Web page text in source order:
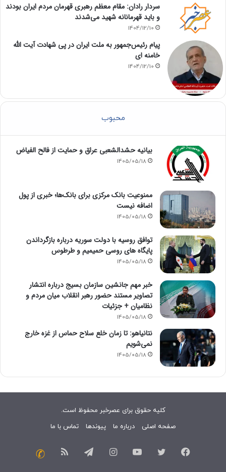
سردار رادان: مقام معظم رهبری قهرمان مردم ایران بودند
و باید قهرمانانه شهید می‌شدند
1404/12/10
پیام رئیس‌جمهور به ملت ایران در پی شهادت آیت الله
خامنه ای
1404/12/10
محبوب
بیانیه حشدالشعبی عراق و حمایت از فالح الفیاض
1405/05/18
ممنوعیت بانک مرکزی برای بانک‌ها؛ خبری از پول
اضافه نیست
1405/05/18
توافق روسیه با دولت سوریه درباره بازگرداندن
پایگاه های روسی حمیمیم و طرطوس
1405/05/18
خبر مهم جانشین سازمان بسیج درباره انتشار
تصاویر مستند حضور رهبر انقلاب میان مردم و
نظامیان + جزئیات
1405/05/18
نتانیاهو: تا زمان خلع سلاح حماس از غزه خارج
نمی‌شویم
1405/05/18
کلیه حقوق برای عصرخبر محفوظ است.
صفحه اصلی
درباره ما پیوندها تماس با ما
فیسبوک توییتر یوتیوب اینستاگرامتلگرام خوراک